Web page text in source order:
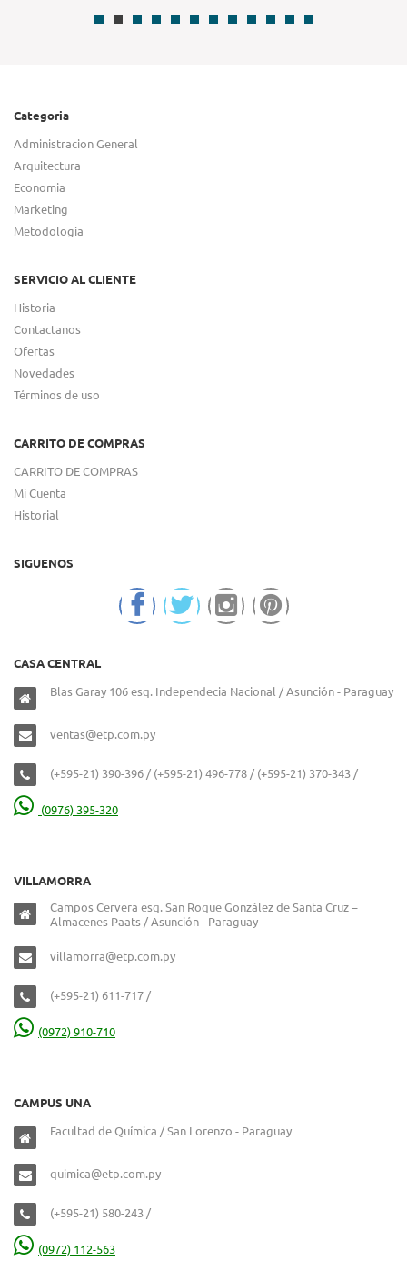
Categoria
Administracion General
Arquitectura
Economia
Marketing
Metodologia
SERVICIO AL CLIENTE
Historia
Contactanos
Ofertas
Novedades
Términos de uso
CARRITO DE COMPRAS
CARRITO DE COMPRAS
Mi Cuenta
Historial
SIGUENOS
CASA CENTRAL
Blas Garay 106 esq. Independecia Nacional / Asunción - Paraguay
ventas@etp.com.py
(+595-21) 390-396 / (+595-21) 496-778 / (+595-21) 370-343 /
(0976) 395-320
VILLAMORRA
Campos Cervera esq. San Roque González de Santa Cruz –
Almacenes Paats / Asunción - Paraguay
villamorra@etp.com.py
(+595-21) 611-717 /
(0972) 910-710
CAMPUS UNA
Facultad de Química / San Lorenzo - Paraguay
quimica@etp.com.py
(+595-21) 580-243 /
(0972) 112-563